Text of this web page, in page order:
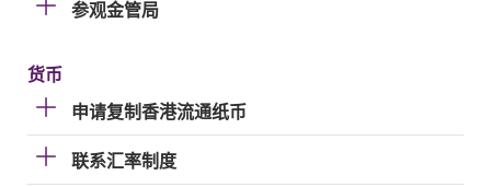
参观金管局
货币
申请复制香港流通纸币
联系汇率制度